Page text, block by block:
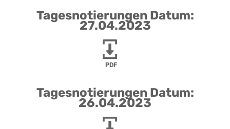
Tagesnotierungen Datum:
27.04.2023
PDF
Tagesnotierungen Datum:
26.04.2023